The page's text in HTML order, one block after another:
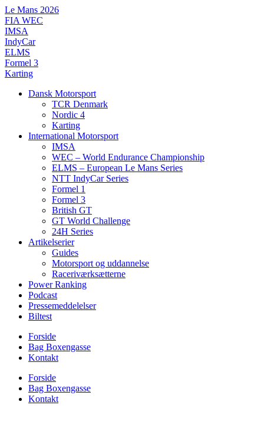
Videre
til
indhold
Le Mans 2026
FIA WEC
IMSA
IndyCar
ELMS
Formel 3
Karting
Dansk Motorsport
TCR Denmark
Nordic 4
Karting
International Motorsport
IMSA
WEC – World Endurance Championship
ELMS – European Le Mans Series
NTT IndyCar Series
Formel 1
Formel 3
British GT
GT World Challenge
24H Series
Artikelserier
Guides
Motorsport og uddannelse
Raceriværksætterne
Power Ranking
Podcast
Pressemeddelelser
Biltest
Forside
Bag Boxengasse
Kontakt
Forside
Bag Boxengasse
Kontakt